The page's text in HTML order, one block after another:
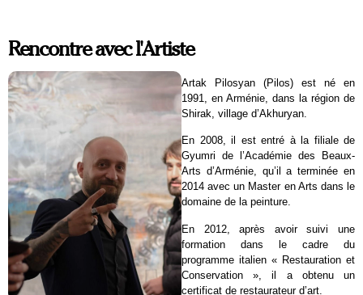
Rencontre avec l'Artiste
Artak Pilosyan (Pilos) est né en
1991, en Arménie, dans la région de
Shirak, village d’Akhuryan.
En 2008, il est entré à la filiale de
Gyumri de l’Académie des Beaux-
Arts d’Arménie, qu’il a terminée en
2014 avec un Master en Arts dans le
domaine de la peinture.
En 2012, après avoir suivi une
formation dans le cadre du
programme italien « Restauration et
Conservation », il a obtenu un
certificat de restaurateur d’art.